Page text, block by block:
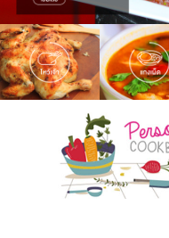
Top Foodie
สารพันก้นครัว
เคล็ดลับน่ารู้
เปรียบเทียบหน่
เปรียบเทียบอุณ
เปรียบเทียบน้ำ
FoodPedia
สร้าง Cookbook